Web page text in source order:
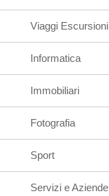
Viaggi Escursioni
Informatica
Immobiliari
Fotografia
Sport
Servizi e Aziende